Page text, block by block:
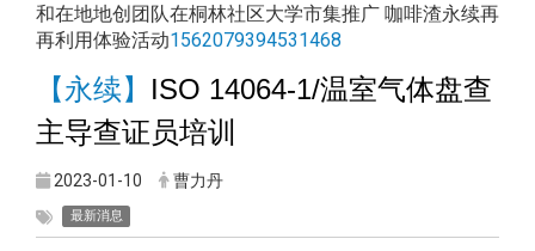
和在地地创团队在桐林社区大学市集推广 咖啡渣永续再
再利用体验活动1562079394531468
【永续】 ISO 14064-1/温室气体盘查
主导查证员培训
2023-01-10 曹力丹
最新消息